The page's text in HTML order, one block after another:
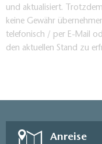
und aktualisiert.
keine Gewähr
telefonisch / per E-Mail
den aktuellen Stand zu
Anreise